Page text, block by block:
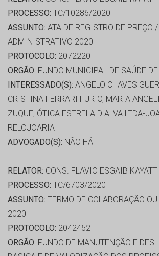
PROCESSO: TC/10286/2020
ASSUNTO: ATA DE REGISTRO DE PREÇO /
ADMINISTRATIVO 2020
PROTOCOLO: 2072220
ORGÃO: FUNDO MUNICIPAL DE SAÚDE
INTERESSADO(S): ANGELO CHAVES
CRISTINA FERRARI FURIO, MARIA
ZUQUE, ÓTICA ESTRELA D ALVA LTDA-
RELOJOARIA
ADVOGADO(S): NÃO HÁ
RELATOR: CONS. FLAVIO ESGAIB KAYATT
PROCESSO: TC/6703/2020
ASSUNTO: TERMO DE COLABORAÇÃO
2020
PROTOCOLO: 2042452
ORGÃO: FUNDO DE MANUTENÇÃO E DES.